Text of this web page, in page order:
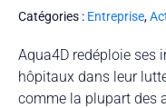
Catégories : Entreprise,
Aqua4D redéploie ses
hôpitaux dans leur
comme la plupart des